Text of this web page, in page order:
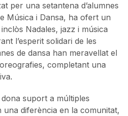
per una setantena d’alumnes
Música i Dansa, ha ofert un
Nadales, jazz i música
l’esperit solidari de les
de dansa han meravellat el
completant una
dona suport a múltiples
una diferència en la comunitat,